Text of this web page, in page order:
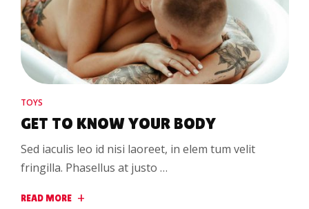
TOYS
GET TO KNOW YOUR BODY
Sed iaculis leo id nisi laoreet, in elem tum velit
fringilla. Phasellus at justo …
READ MORE